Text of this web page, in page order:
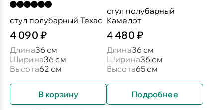
стул полубарный Техас
4 090 ₽
Длина36 см
Ширина36 см
Высота62 см
В корзину
стул полубарный
Камелот
4 480 ₽
Длина36 см
Ширина36 см
Высота65 см
Подробнее